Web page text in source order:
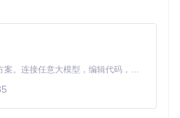
备"歌单，添加10首不同风格的歌
通勤的音乐能量管理。
系统不仅能让音乐收藏井井有条，
调用合适的音乐。
放控制提升音乐体验？
Claude Code 的开源替代方案。连接任意大模型，编辑代码，运行命令，自动验证 — 全自动执行。用 Rust 构建，极致性能。 ｜ An open-source alternative to Claude Code. Connect any LLM, edit code, run commands, and verify changes — autonomously. Built in Rust for speed. Get Started